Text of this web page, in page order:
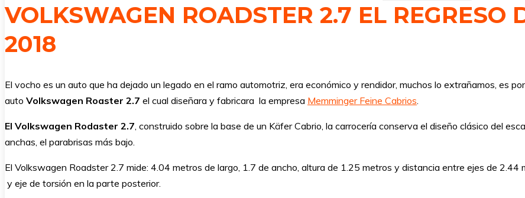
VOLKSWAGEN ROADSTER 2.7 EL REGRESO
2018
El vocho es un auto que ha dejado un legado en el ramo automotriz, era económico y rendidor, muchos lo extrañamos, es
auto Volkswagen Roaster 2.7 el cual diseñara y fabricara la empresa Memminger Feine Cabrios.
El Volkswagen Rodaster 2.7, construido sobre la base de un Käfer Cabrio, la carrocería conserva el diseño clásico del
anchas, el parabrisas más bajo.
El Volkswagen Roadster 2.7 mide: 4.04 metros de largo, 1.7 de ancho, altura de 1.25 metros y distancia entre ejes de
y eje de torsión en la parte posterior.